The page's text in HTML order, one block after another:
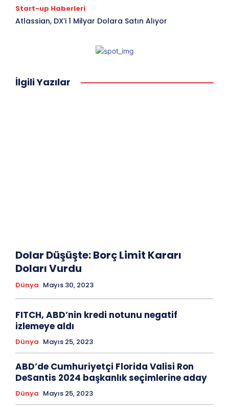
Start-up Haberleri
Atlassian, DX’i 1 Milyar Dolara Satın Alıyor
İlgili Yazılar
Dolar Düşüşte: Borç Limit Kararı
Doları Vurdu
Dünya Mayıs 30, 2023
FITCH, ABD’nin kredi notunu negatif
izlemeye aldı
Dünya Mayıs 25, 2023
ABD’de Cumhuriyetçi Florida Valisi Ron
DeSantis 2024 başkanlık seçimlerine aday
Dünya Mayıs 25, 2023